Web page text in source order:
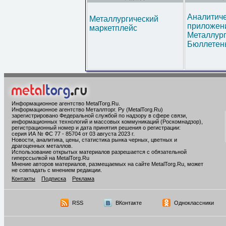
Металлургический
маркетплейс
Информационное агентство MetalTorg.Ru
Информационное агентство Металлторг. Ру (MetalTorg.Ru)
зарегистрировано Федеральной службой по надзору в сфере связи,
информационных технологий и массовых коммуникаций (Роскомнадзор),
регистрационный номер и дата принятия решения о регистрации:
серия ИА № ФС 77 - 85704 от 03 августа 2023 г.
Новости, аналитика, цены, статистика рынка черных, цветных и
драгоценных металлов.
Использование открытых материалов разрешается с обязательной
гиперссылкой на MetalTorg.Ru
Мнение авторов материалов, размещаемых на сайте MetalTorg.Ru, может
не совпадать с мнением редакции.
Контакты
Подписка Реклама
RSS ВКонтакте Одноклассники